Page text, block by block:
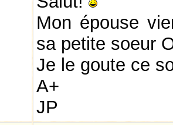
Mon épouse
sa petite soeur
Je le goute ce
A+
JP